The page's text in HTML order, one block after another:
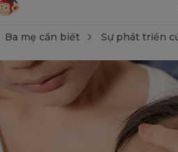
Ba mẹ cần biết Sự phát triển